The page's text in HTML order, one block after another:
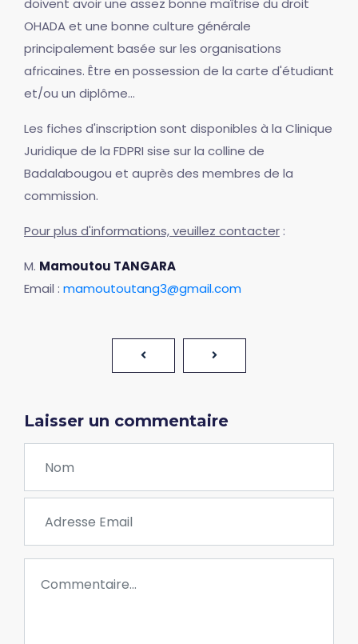
doivent avoir une assez bonne maîtrise du droit
OHADA et une bonne culture générale
principalement basée sur les organisations
africaines. Être en possession de la carte d'étudiant
et/ou un diplôme...
Les fiches d'inscription sont disponibles à la Clinique
Juridique de la FDPRI sise sur la colline de
Badalabougou et auprès des membres de la
commission.
Pour plus d'informations, veuillez contacter :
M. Mamoutou TANGARA
Email : mamoutoutang3@gmail.com
Laisser un commentaire